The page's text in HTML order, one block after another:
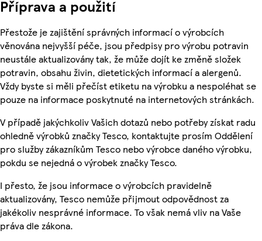
Příprava a použití
Přestože je zajištění správných informací o výrobcích
věnována nejvyšší péče, jsou předpisy pro výrobu potravin
neustále aktualizovány tak, že může dojít ke změně složek
potravin, obsahu živin, dietetických informací a alergenů.
Vždy byste si měli přečíst etiketu na výrobku a nespoléhat se
pouze na informace poskytnuté na internetových stránkách.
V případě jakýchkoliv Vašich dotazů nebo potřeby získat radu
ohledně výrobků značky Tesco, kontaktujte prosím Oddělení
pro služby zákazníkům Tesco nebo výrobce daného výrobku,
pokdu se nejedná o výrobek značky Tesco.
I přesto, že jsou informace o výrobcích pravidelně
aktualizovány, Tesco nemůže přijmout odpovědnost za
jakékoliv nesprávné informace. To však nemá vliv na Vaše
práva dle zákona.